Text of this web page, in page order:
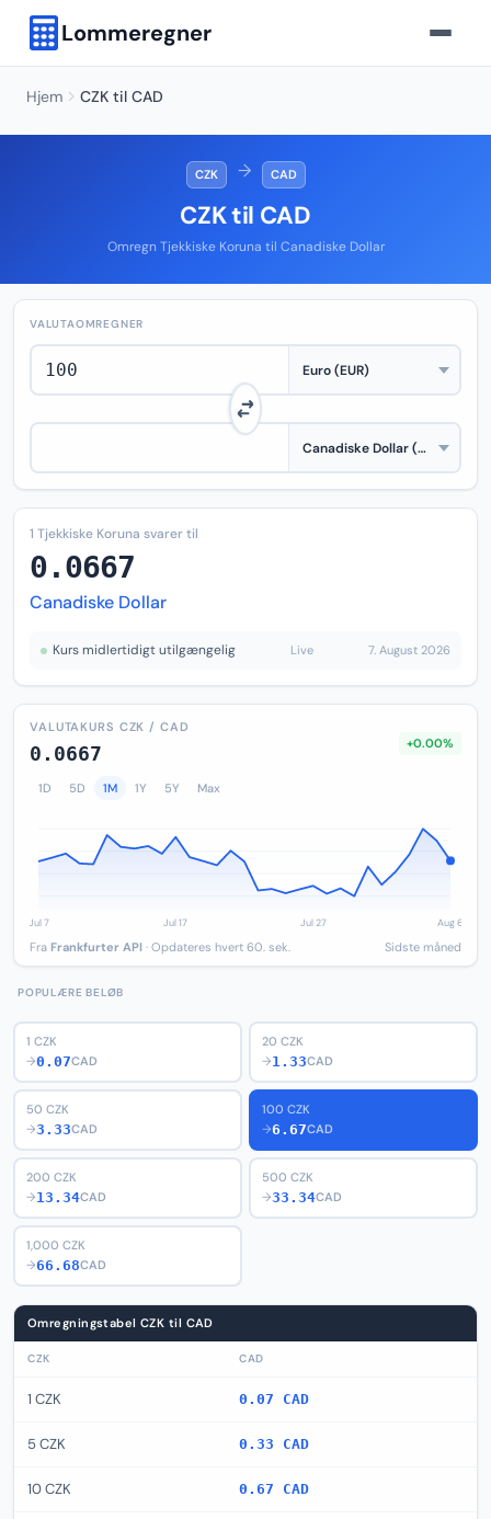
Lommeregner
Hjem CZK til CAD
CZK → CAD
CZK til CAD
Omregn Tjekkiske Koruna til Canadiske Dollar
VALUTAOMREGNER
1 Tjekkiske Koruna svarer til
0.0667
Canadiske Dollar
Kurs midlertidigt utilgængelig Live 7. August 2026
VALUTAKURS CZK / CAD
0.0667 +0.00%
1D 5D 1M 1Y 5Y Max
Fra Frankfurter API · Opdateres hvert 60. sek. Sidste måned
POPULÆRE BELØB
1 CZK
→0.07CAD
20 CZK
→1.33CAD
50 CZK
→3.33CAD
100 CZK
→6.67CAD
200 CZK
→13.34CAD
500 CZK
→33.34CAD
1,000 CZK
→66.68CAD
Omregningstabel CZK til CAD
CZK CAD
1 CZK 0.07 CAD
5 CZK 0.33 CAD
10 CZK 0.67 CAD